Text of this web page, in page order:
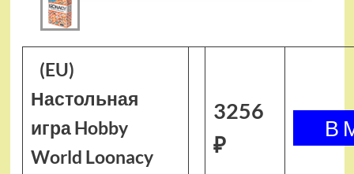
(EU)
Настольная
игра Hobby
World Loonacy
3256
₽